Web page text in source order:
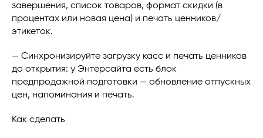
завершения, список товаров, формат скидки (в
процентах или новая цена) и печать ценников/
этикеток.
— Синхронизируйте загрузку касс и печать ценников
до открытия: у Энтерсайта есть блок
предпродажной подготовки — обновление отпускных
цен, напоминания и печать.
Как сделать